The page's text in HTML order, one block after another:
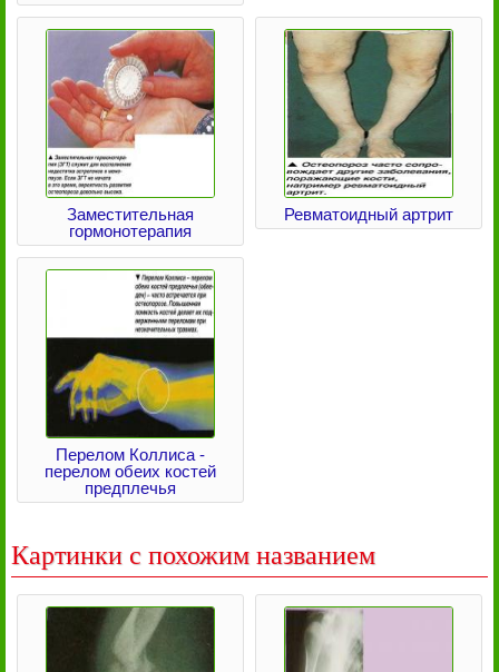
Заместительная
гормонотерапия
Ревматоидный артрит
Перелом Коллиса -
перелом обеих костей
предплечья
Картинки с похожим названием